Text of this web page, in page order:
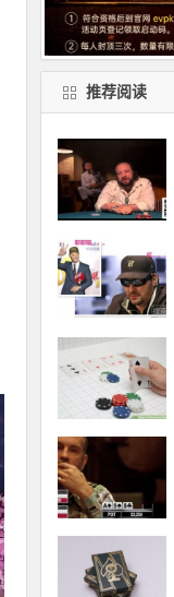
推荐阅读